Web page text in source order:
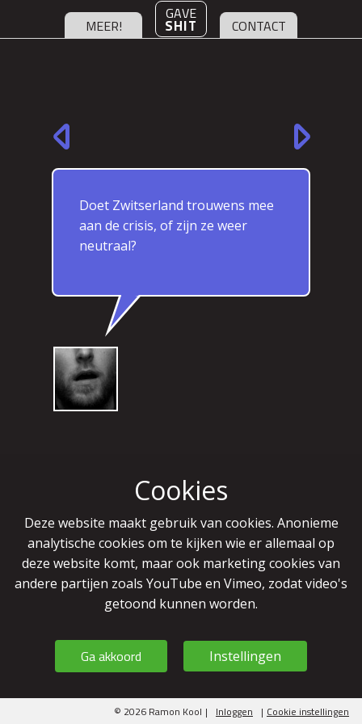
Cookies
Deze website maakt gebruik van cookies. Anonieme
analytische cookies om te kijken wie er allemaal op
deze website komt, maar ook marketing cookies van
andere partijen zoals YouTube en Vimeo, zodat video's
getoond kunnen worden.
Ga akkoord Instellingen
MEER!
GAVE
SHIT CONTACT
Doet Zwitserland trouwens mee
aan de crisis, of zijn ze weer
neutraal?
© 2026 Ramon Kool | Inloggen | Cookie instellingen